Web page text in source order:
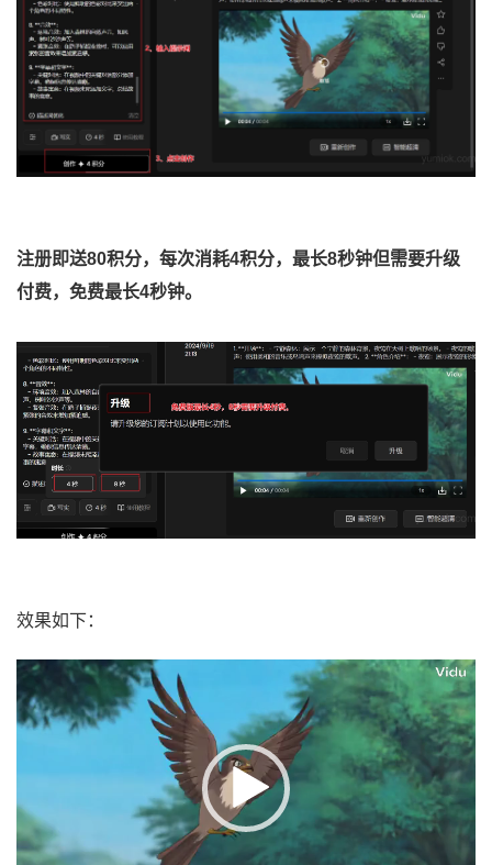
注册即送80积分，每次消耗4积分，最长8秒钟但需要升级
付费，免费最长4秒钟。
效果如下：
视
频
器